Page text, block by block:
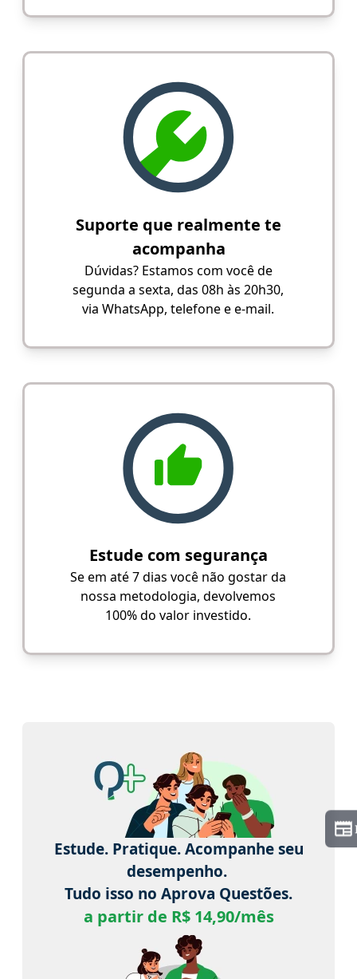
Suporte que realmente te
acompanha
Dúvidas? Estamos com você de
segunda a sexta, das 08h às 20h30,
via WhatsApp, telefone e e-mail.
Estude com segurança
Se em até 7 dias você não gostar da
nossa metodologia, devolvemos
100% do valor investido.
Estude. Pratique. Acompanhe seu
desempenho.
Tudo isso no Aprova Questões.
a partir de R$ 14,90/mês